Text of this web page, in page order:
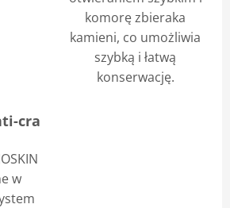
komorę zbieraka
kamieni, co umożliwia
szybką i łatwą
konserwację.
cra
w